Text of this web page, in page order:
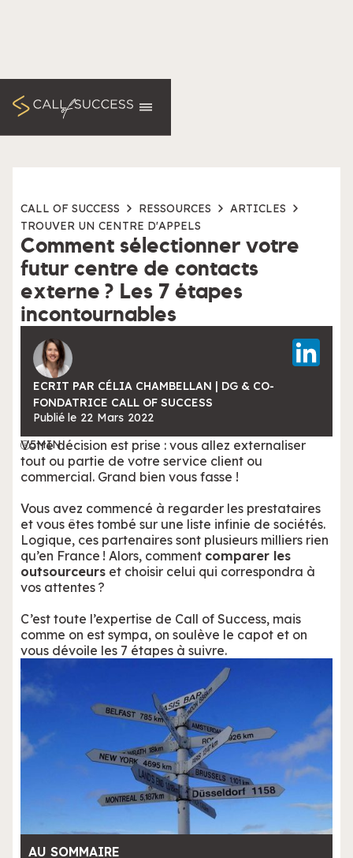
CALL OF SUCCESS RESSOURCES
ARTICLES
TROUVER UN CENTRE D'APPELS
Comment sélectionner votre
futur centre de contacts
externe ? Les 7 étapes
incontournables
ECRIT PAR CÉLIA CHAMBELLAN | DG & CO-
FONDATRICE CALL OF SUCCESS
Publié le 22 Mars 2022
5MIN
Votre décision est prise : vous allez externaliser
tout ou partie de votre service client ou
commercial. Grand bien vous fasse !
Vous avez commencé à regarder les prestataires
et vous êtes tombé sur une liste infinie de sociétés.
Logique, ces partenaires sont plusieurs milliers rien
qu’en France ! Alors, comment comparer les
outsourceurs et choisir celui qui correspondra à
vos attentes ?
C’est toute l’expertise de Call of Success, mais
comme on est sympa, on soulève le capot et on
vous dévoile les 7 étapes à suivre.
AU SOMMAIRE